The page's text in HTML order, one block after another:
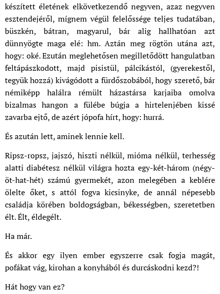
készített életének elkövetkezendő negyven, azaz negyven
esztendejéről, mígnem végül felelőssége teljes tudatában,
büszkén, bátran, magyarul, bár alig hallhatóan azt
dünnyögte maga elé: hm. Aztán meg rögtön utána azt,
hogy: oké. Ezután meglehetősen megilletődött hangulatban
feltápászkodott, majd pisistül, pálcikástól, (gyerekestől,
tegyük hozzá) kivágódott a fürdőszobából, hogy szerető, bár
némiképp halálra rémült házastársa karjaiba omolva
bizalmas hangon a fülébe búgja a hirtelenjében kissé
zavarba ejtő, de azért jópofa hírt, hogy: hurrá.
És azután lett, aminek lennie kell.
Ripsz-ropsz, jajszó, hiszti nélkül, mióma nélkül, terhesség
alatti diabétesz nélkül világra hozta egy-két-három (négy-
öt-hat-hét) számú gyermekét, azon melegében a keblére
ölelte őket, s attól fogva kicsinyke, de annál népesebb
családja körében boldogságban, békességben, szeretetben
élt. Élt, éldegélt.
Ha már.
És akkor egy ilyen ember egyszerre csak fogja magát,
pofákat vág, kirohan a konyhából és durcáskodni kezd?!
Hát hogy van ez?